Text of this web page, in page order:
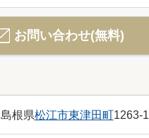
お問い合わせ(無料)
島根県松江市東津田町1263-1